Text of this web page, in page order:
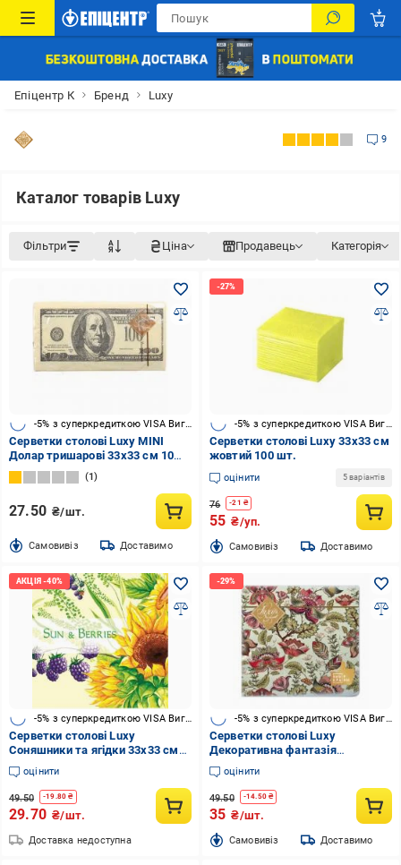
Епіцентр К Бренд Luxy
9
Каталог товарів Luxy
Фільтри Ціна Продавець Категорія
-5% з суперкредиткою VISA Вигода
Серветки столові Luxy MINI
Долар тришарові 33х33 см 10
шт.
1
27.50 ₴/шт.
Cамовивіз Доставимо
Серветки столові Luxy 33х33 см
жовтий 100 шт.
оцінити 5 варіантів
76 -21 ₴
55 ₴/уп.
Cамовивіз Доставимо
-5% з суперкредиткою VISA Вигода
Серветки столові Luxy
Соняшники та ягідки 33х33 см
мультиколор 18 шт.
оцінити
49.50 -19.80 ₴
29.70 ₴/шт.
Доставка недоступна
Серветки столові Luxy
Декоративна фантазія
тришарові 33х33 см 18 шт.
оцінити
49.50 -14.50 ₴
35 ₴/шт.
Cамовивіз Доставимо